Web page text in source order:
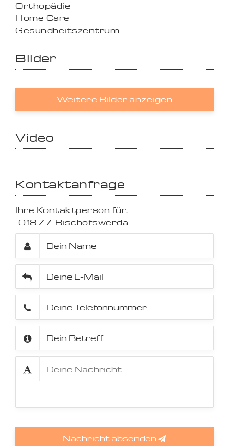
Orthopädie
Home Care
Gesundheitszentrum
Bilder
Weitere Bilder anzeigen
Video
Kontaktanfrage
Ihre Kontaktperson für:
01877 Bischofswerda
Nachricht absenden